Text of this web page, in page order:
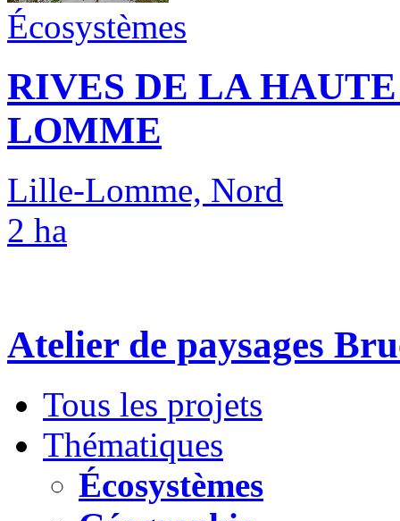
Écosystèmes
RIVES DE LA
LOMME
Lille-Lomme, Nord
2 ha
Atelier de paysages
Tous les projets
Thématiques
Écosystèmes